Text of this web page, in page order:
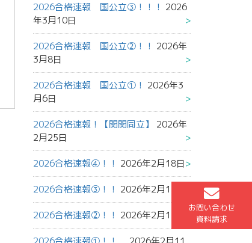
お問い合わせ
資料請求
2026合格速報 国公立③！！！ 2026
年3月10日
2026合格速報 国公立②！！ 2026年
3月8日
2026合格速報 国公立①！ 2026年3
月6日
2026合格速報！【関関同立】
2026年
2月25日
2026合格速報④！！ 2026年2月18日
2026合格速報③！！ 2026年2月17日
2026合格速報②！！ 2026年2月15日